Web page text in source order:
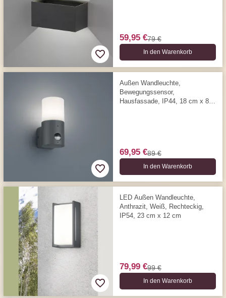
59,95 €79 €
In den Warenkorb
Außen Wandleuchte,
Bewegungssensor,
Hausfassade, IP44, 18 cm x 8
69,95 €89 €
In den Warenkorb
LED Außen Wandleuchte,
Anthrazit, Weiß, Rechteckig,
IP54, 23 cm x 12 cm
79,99 €99 €
In den Warenkorb